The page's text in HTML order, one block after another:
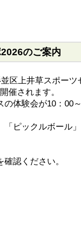
のご案内
区上井草スポー
催されます。
体験会が10：00
ピックルボール
認ください。